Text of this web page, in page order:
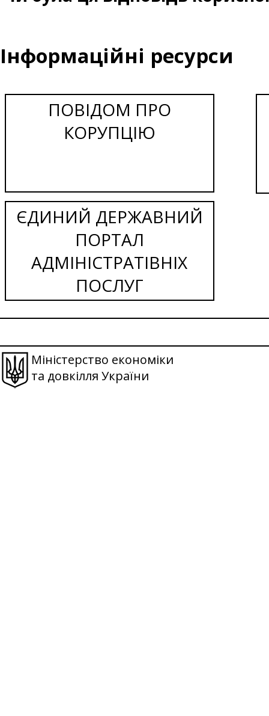
Інформаційні ресурси
ПОВІДОМ ПРО
КОРУПЦІЮ
ЄДИНИЙ ДЕРЖАВНИЙ
ПОРТАЛ
АДМІНІСТРАТІВНІХ
ПОСЛУГ
Міністерство економіки
та довкілля України